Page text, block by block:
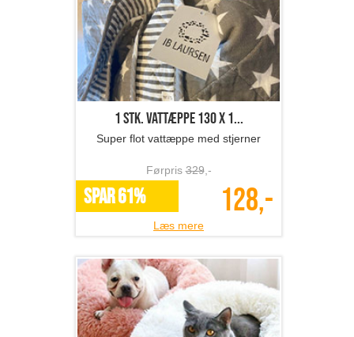
1 stk. vattæppe 130 x 1...
Super flot vattæppe med stjerner
Førpris329,-
SPAR 61% 128,-
Læs mere